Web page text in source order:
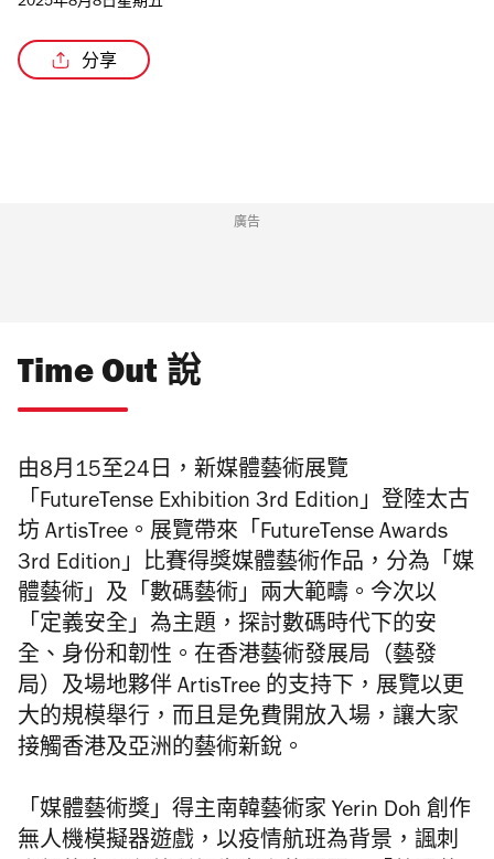
2025年8月8日星期五
分享
廣告
Time Out 說
由8月15至24日，新媒體藝術展覽
「FutureTense Exhibition 3rd Edition」登陸太古
坊 ArtisTree。展覽帶來「FutureTense Awards
3rd Edition」比賽得獎媒體藝術作品，分為「媒
體藝術」及「數碼藝術」兩大範疇。今次以
「定義安全」為主題，探討數碼時代下的安
全、身份和韌性。在香港藝術發展局（藝發
局）及場地夥伴 ArtisTree 的支持下，展覽以更
大的規模舉行，而且是免費開放入場，讓大家
接觸香港及亞洲的藝術新銳。
「媒體藝術獎」得主南韓藝術家 Yerin Doh 創作
無人機模擬器遊戲，以疫情航班為背景，諷刺